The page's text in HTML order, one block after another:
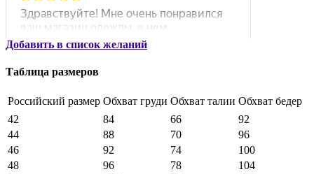
Добавить в список желаний
Таблица размеров
Российский размер Обхват груди Обхват талии Обхват бедер
42
84 66
92
44
88 70
96
46
92 74
100
48
96 78
104